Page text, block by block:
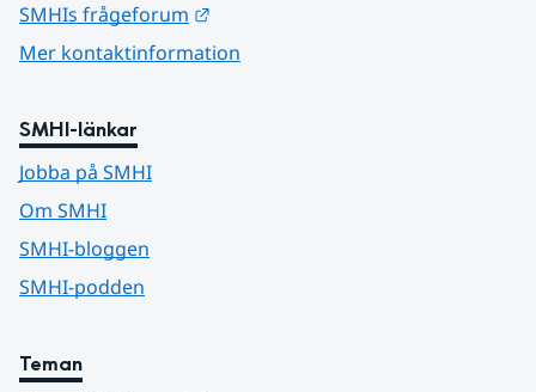
SMHIs frågeforum
Mer kontaktinformation
SMHI-länkar
Jobba på SMHI
Om SMHI
SMHI-bloggen
SMHI-podden
Teman